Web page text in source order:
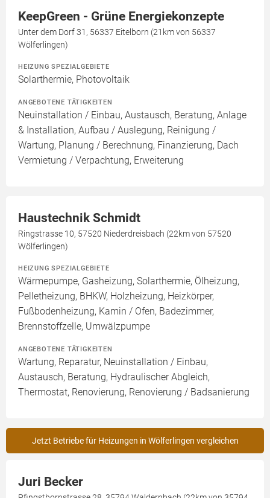
KeepGreen - Grüne Energiekonzepte
Unter dem Dorf 31, 56337 Eitelborn (21km von 56337
Wölferlingen)
HEIZUNG SPEZIALGEBIETE
Solarthermie, Photovoltaik
ANGEBOTENE TÄTIGKEITEN
Neuinstallation / Einbau, Austausch, Beratung, Anlage
& Installation, Aufbau / Auslegung, Reinigung /
Wartung, Planung / Berechnung, Finanzierung, Dach
Vermietung / Verpachtung, Erweiterung
Haustechnik Schmidt
Ringstrasse 10, 57520 Niederdreisbach (22km von 57520
Wölferlingen)
HEIZUNG SPEZIALGEBIETE
Wärmepumpe, Gasheizung, Solarthermie, Ölheizung,
Pelletheizung, BHKW, Holzheizung, Heizkörper,
Fußbodenheizung, Kamin / Ofen, Badezimmer,
Brennstoffzelle, Umwälzpumpe
ANGEBOTENE TÄTIGKEITEN
Wartung, Reparatur, Neuinstallation / Einbau,
Austausch, Beratung, Hydraulischer Abgleich,
Thermostat, Renovierung, Renovierung / Badsanierung
Jetzt Betriebe für Heizungen in Wölferlingen vergleichen
Juri Becker